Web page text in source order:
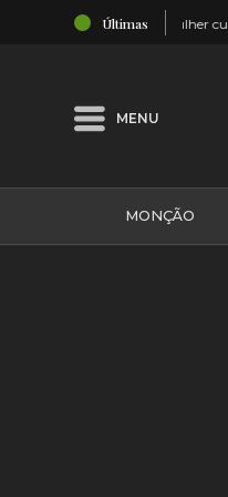
Últimas
terrenos agrícolas 03:10
MENU
MONÇÃO